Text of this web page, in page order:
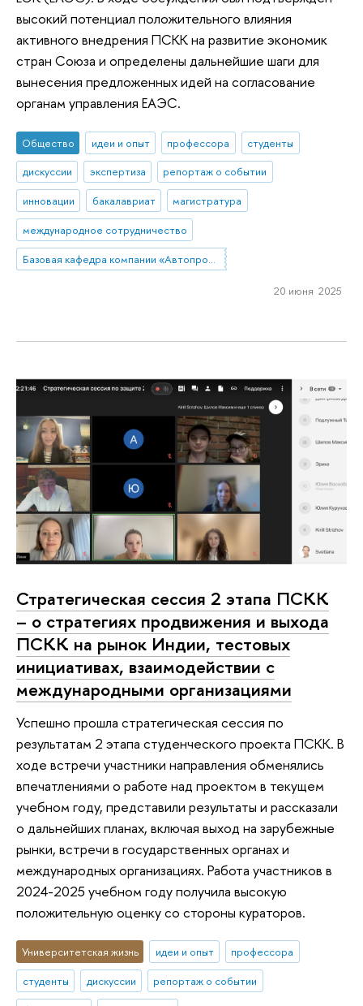
высокий потенциал положительного влияния
активного внедрения ПСКК на развитие экономик
стран Союза и определены дальнейшие шаги для
вынесения предложенных идей на согласование
органам управления ЕАЭС.
Общество идеи и опыт профессора
студенты
дискуссии
экспертиза
репортаж о событии
инновации
бакалавриат
магистратура
международное сотрудничество
Базовая кафедра компании «Автопромимпорт»
20 июня 2025
Стратегическая сессия 2 этапа ПСКК
– о стратегиях продвижения и выхода
ПСКК на рынок Индии, тестовых
инициативах, взаимодействии с
международными организациями
Успешно прошла стратегическая сессия по
результатам 2 этапа студенческого проекта ПСКК. В
ходе встречи участники направления обменялись
впечатлениями о работе над проектом в текущем
учебном году, представили результаты и рассказали
о дальнейших планах, включая выход на зарубежные
рынки, вcтречи в государственных органах и
международных организациях. Работа участников в
2024-2025 учебном году получила высокую
положительную оценку со стороны кураторов.
Университетская жизнь идеи и опыт
профессора
студенты
дискуссии
репортаж о событии